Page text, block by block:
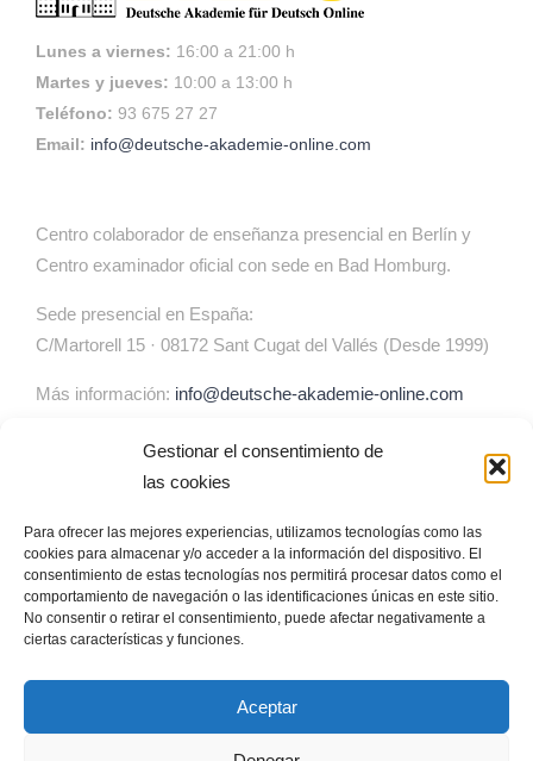
Gestionar el consentimiento de
las cookies
Para ofrecer las mejores experiencias, utilizamos tecnologías como las
cookies para almacenar y/o acceder a la información del dispositivo. El
consentimiento de estas tecnologías nos permitirá procesar datos como el
comportamiento de navegación o las identificaciones únicas en este sitio.
No consentir o retirar el consentimiento, puede afectar negativamente a
ciertas características y funciones.
Aceptar
Lunes a viernes: 16:00 a 21:00 h
Martes y jueves: 10:00 a 13:00 h
Teléfono: 93 675 27 27
Email: info@deutsche-akademie-online.com
Centro colaborador de enseñanza presencial en Berlín y
Centro examinador oficial con sede en Bad Homburg.
Sede presencial en España:
C/Martorell 15 · 08172 Sant Cugat del Vallés (Desde 1999)
Más información: info@deutsche-akademie-online.com
ENLACES DE UTILIDAD
Asesoramiento a Escuelas en la enseñanza de alemán
Formación profesores de alemán
Política de privacidad|Aviso legal